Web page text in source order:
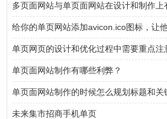
多页面网站与单页面网站在设计和制作上
给你的单页网站添加avicon.ico图标，让
单页网页的设计和优化过程中需要重点注
单页面网站制作有哪些利弊？
单页面网站制作的时候怎么规划标题和关
未来集市招商手机单页